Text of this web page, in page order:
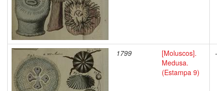
1799
[Moluscos].
Medusa.
(Estampa 9)
-